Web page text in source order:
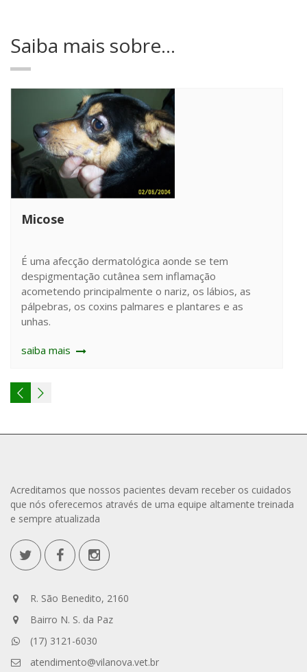
Saiba mais sobre...
Micose
É uma afecção dermatológica aonde se tem
despigmentação cutânea sem inflamação
acometendo principalmente o nariz, os lábios, as
pálpebras, os coxins palmares e plantares e as
unhas.
saiba mais
Acreditamos que nossos pacientes devam receber os cuidados
que nós oferecemos através de uma equipe altamente treinada
e sempre atualizada
R. São Benedito, 2160
Bairro N. S. da Paz
(17) 3121-6030
atendimento@vilanova.vet.br